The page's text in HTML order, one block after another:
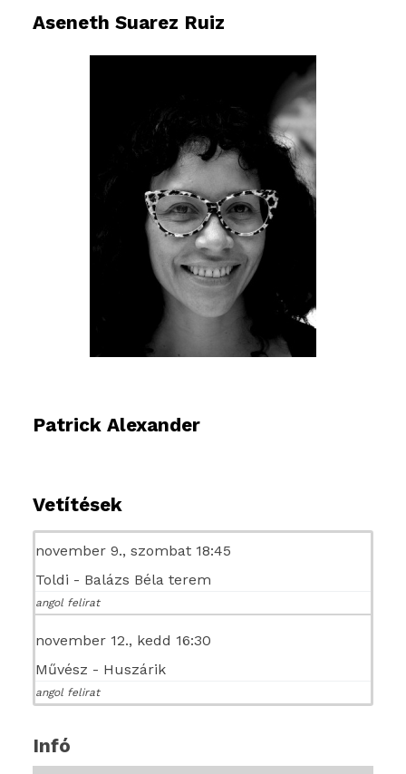
Aseneth Suarez Ruiz
Patrick Alexander
Vetítések
november 9., szombat 18:45
Toldi - Balázs Béla terem
angol felirat
november 12., kedd 16:30
Művész - Huszárik
angol felirat
Infó